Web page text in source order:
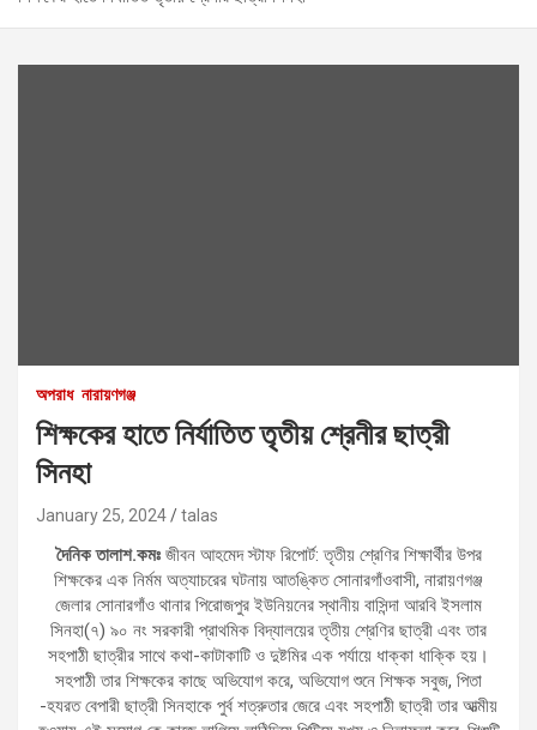
অপরাধ নারায়ণগঞ্জ
শিক্ষকের হাতে নির্যাতিত তৃতীয় শ্রেনীর ছাত্রী
সিনহা
January 25, 2024 talas
দৈনিক তালাশ.কমঃ জীবন আহমেদ স্টাফ রিপোর্ট: তৃতীয় শ্রেণির শিক্ষার্থীর উপর
শিক্ষকের এক নির্মম অত্যাচরের ঘটনায় আতঙ্কিত সোনারগাঁওবাসী, নারায়ণগঞ্জ
জেলার সোনারগাঁও থানার পিরোজপুর ইউনিয়নের স্থানীয় বাসিন্দা আরবি ইসলাম
সিনহা(৭) ৯০ নং সরকারী প্রাথমিক বিদ্যালয়ের তৃতীয় শ্রেণির ছাত্রী এবং তার
সহপাঠী ছাত্রীর সাথে কথা-কাটাকাটি ও দুষ্টমির এক পর্যায়ে ধাক্কা ধাক্কি হয়।
সহপাঠী তার শিক্ষকের কাছে অভিযোগ করে, অভিযোগ শুনে শিক্ষক সবুজ, পিতা
-হযরত বেপারী ছাত্রী সিনহাকে পুর্ব শত্রুতার জেরে এবং সহপাঠী ছাত্রী তার আত্মীয়